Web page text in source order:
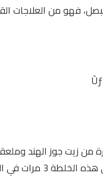
فهو من العلاجات
زيت جوز الهند
شعرك بسرعة قياسية.